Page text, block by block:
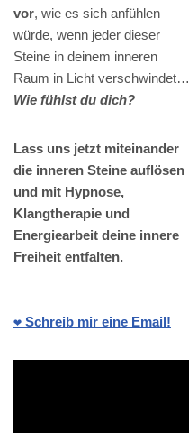
vor, wie es sich anfühlen
würde, wenn jeder dieser
Steine in deinem inneren
Raum in Licht verschwindet…
Wie fühlst du dich?
Lass uns jetzt miteinander
die inneren Steine auflösen
und mit Hypnose,
Klangtherapie und
Energiearbeit deine innere
Freiheit entfalten.
❤️ Schreib mir eine Email!